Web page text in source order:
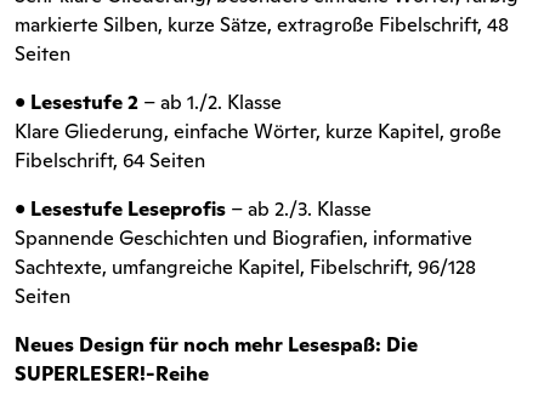
markierte Silben, kurze Sätze, extragroße Fibelschrift, 48
Seiten
• Lesestufe 2 – ab 1./2. Klasse
Klare Gliederung, einfache Wörter, kurze Kapitel, große
Fibelschrift, 64 Seiten
• Lesestufe Leseprofis – ab 2./3. Klasse
Spannende Geschichten und Biografien, informative
Sachtexte, umfangreiche Kapitel, Fibelschrift, 96/128
Seiten
Neues Design für noch mehr Lesespaß: Die
SUPERLESER!-Reihe